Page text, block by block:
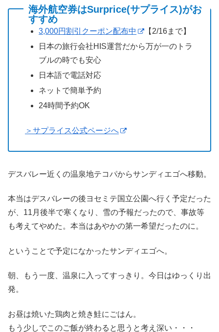
海外航空券はSurprice(サプライス)がお
すすめ
3,000円割引クーポン配布中
【2/16まで】
日本の旅行会社HIS運営だから万が一のトラ
ブルの時でも安心
日本語で電話対応
ネットで簡単予約
24時間予約OK
＞サプライス公式ページへ
デスバレー近くの温泉地テコパからサンディエゴへ移動。
本当はデスバレーの後ヨセミテ国立公園へ行く予定だった
が、11月後半で寒くなり、雪の予報だったので、事故等
も考えてやめた。本当はあやかの第一希望だったのに。
ということで予定になかったサンディエゴへ。
朝、もう一度、温泉に入ってすっきり。今日はゆっくり出
発。
お昼は焼いた鶏肉と焼き鮭にごはん。
もう少しでこのご飯が終わると思うと考え深い・・・